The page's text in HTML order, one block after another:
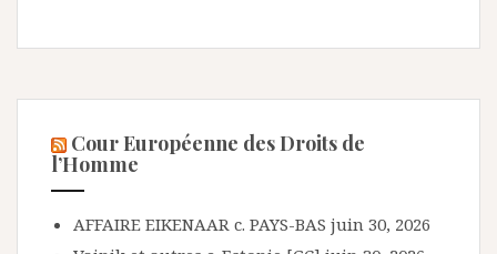
Cour Européenne des Droits de
l’Homme
AFFAIRE EIKENAAR c. PAYS-BAS juin 30, 2026